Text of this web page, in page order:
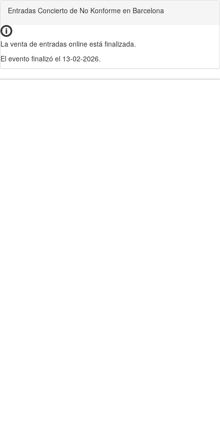
Entradas Concierto de No Konforme en Barcelona
La venta de entradas online está finalizada.
El evento finalizó el 13-02-2026.